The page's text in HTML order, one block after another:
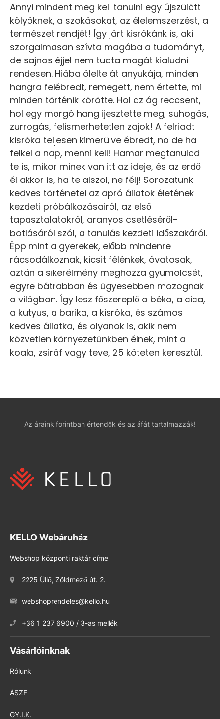
Annyi mindent meg kell tanulni egy újszülött
kölyöknek, a szokásokat, az élelemszerzést, a
természet rendjét! Így járt kisrókánk is, aki
szorgalmasan szívta magába a tudományt,
de sajnos éjjel nem tudta magát kialudni
rendesen. Hiába ölelte át anyukája, minden
hangra felébredt, remegett, nem értette, mi
minden történik körötte. Hol az ág reccsent,
hol egy morgó hang ijesztette meg, suhogás,
zurrogás, felismerhetetlen zajok! A felriadt
kisróka teljesen kimerülve ébredt, no de ha
felkel a nap, menni kell! Hamar megtanulod
te is, mikor minek van itt az ideje, és az erdő
él akkor is, ha te alszol, ne félj! Sorozatunk
kedves történetei az apró állatok életének
kezdeti próbálkozásairól, az első
tapasztalatokról, aranyos csetléséről-
botlásáról szól, a tanulás kezdeti időszakáról.
Épp mint a gyerekek, előbb mindenre
rácsodálkoznak, kicsit félénkek, óvatosak,
aztán a sikerélmény meghozza gyümölcsét,
egyre bátrabban és ügyesebben mozognak
a világban. Így lesz főszereplő a béka, a cica,
a kutyus, a barika, a kisróka, és számos
kedves állatka, és olyanok is, akik nem
közvetlen környezetünkben élnek, mint a
koala, zsiráf vagy teve, 25 köteten keresztül.
Az áraink forintban értendők és az áfát tartalmazzák!
KELLO Webáruház
Webshop központi raktár címe
2225 Üllő, Zöldmező út. 2.
webshoprendeles@kello.hu
+36 1 237 6900 / 3-as mellék
Vásárlóinknak
Rólunk
ÁSZF
GY.I.K.